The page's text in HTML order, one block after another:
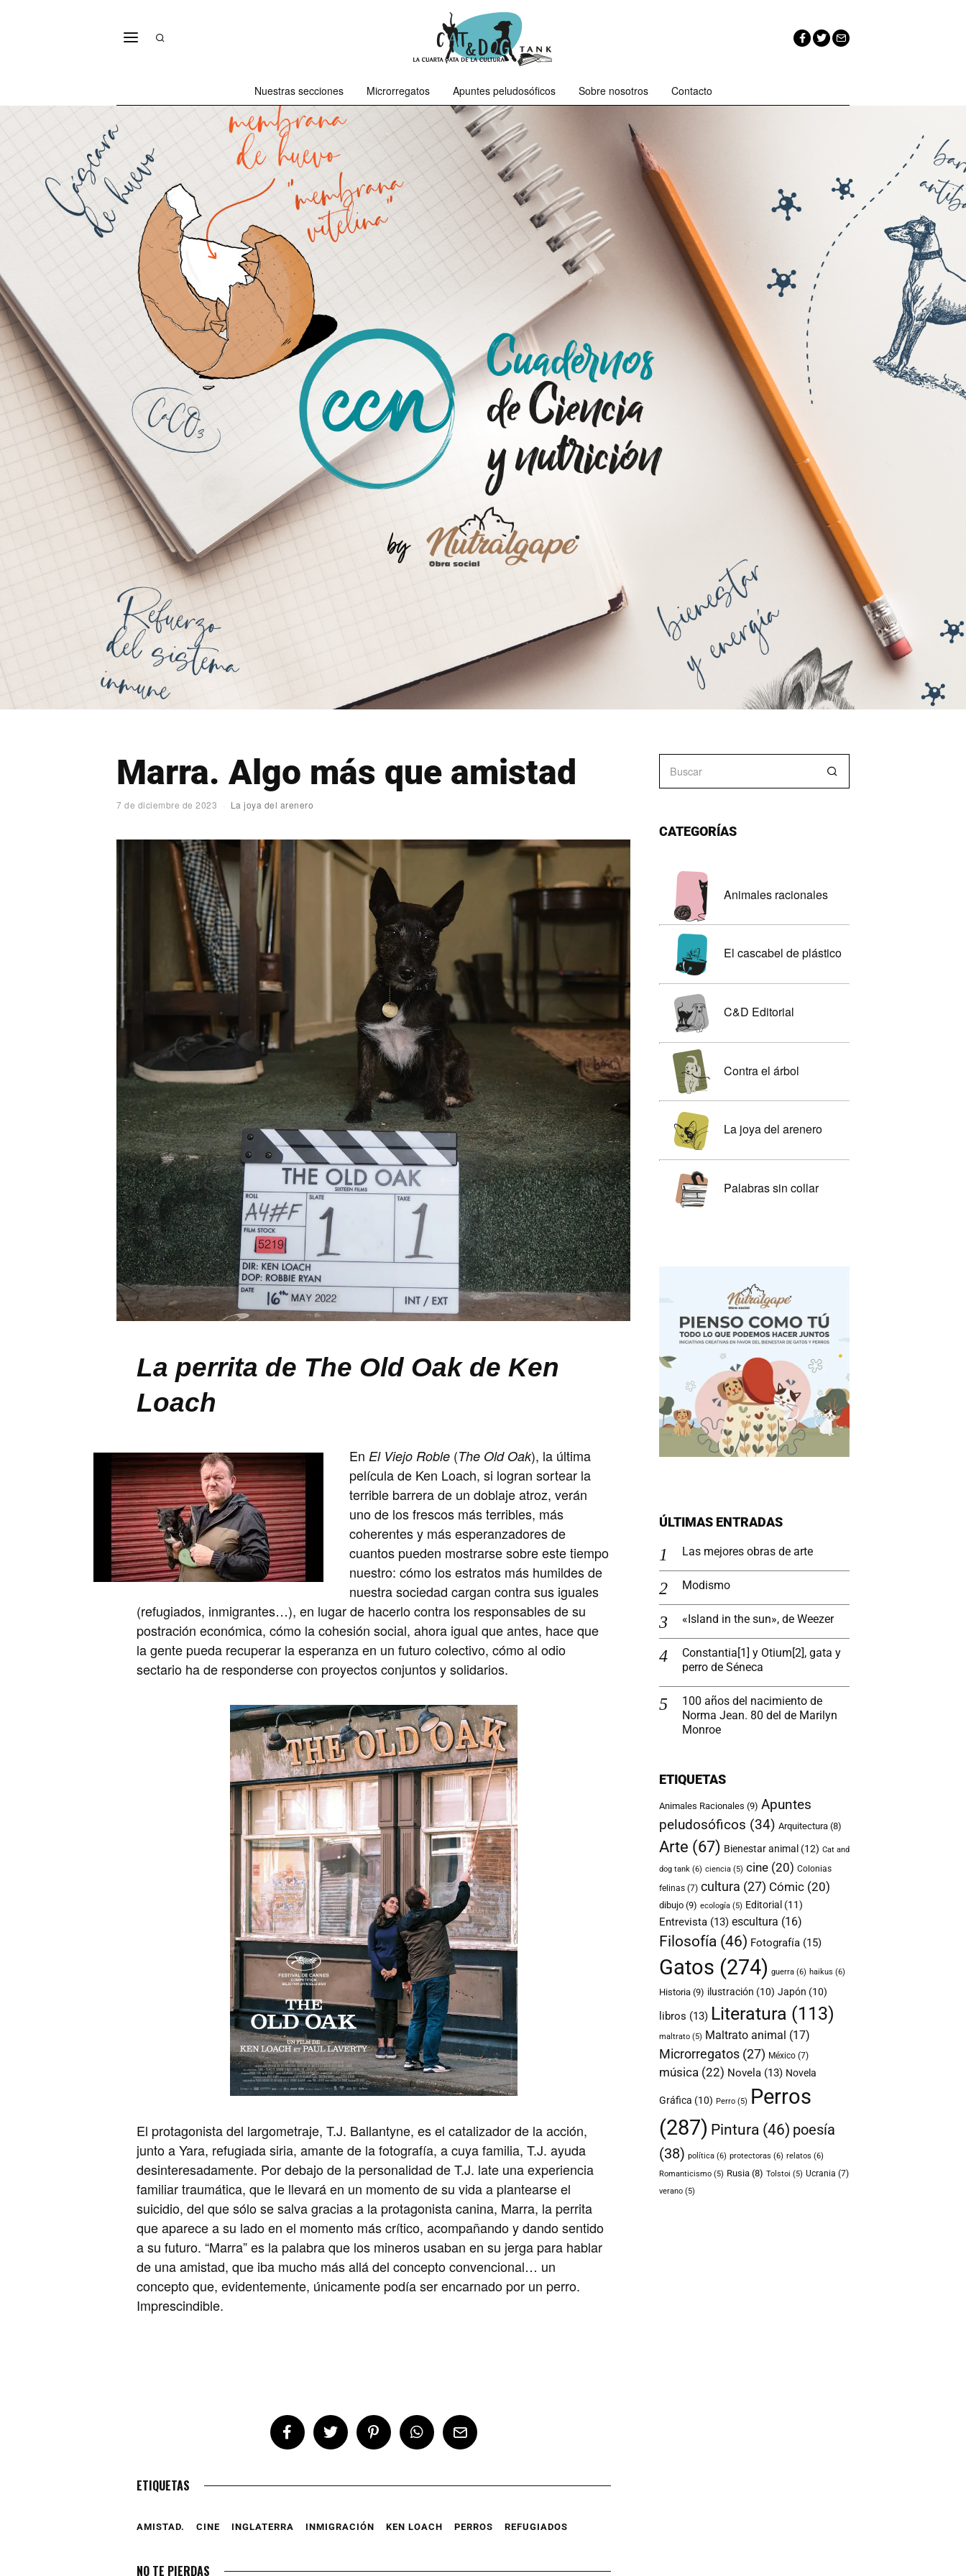
Nuestras secciones Microrregatos Apuntes peludosóficos Sobre nosotros Contacto
Marra. Algo más que amistad
7 de diciembre de 2023 La joya del arenero
La perrita de The Old Oak de Ken
Loach
En El Viejo Roble (The Old Oak), la última
película de Ken Loach, si logran sortear la
terrible barrera de un doblaje atroz, verán
uno de los frescos más terribles, más
coherentes y más esperanzadores de
cuantos pueden mostrarse sobre este tiempo
nuestro: cómo los estratos más humildes de
nuestra sociedad cargan contra sus iguales
(refugiados, inmigrantes…), en lugar de hacerlo contra los responsables de su
postración económica, cómo la cohesión social, ahora igual que antes, hace que
la gente pueda recuperar la esperanza en un futuro colectivo, cómo al odio
sectario ha de responderse con proyectos conjuntos y solidarios.
El protagonista del largometraje, T.J. Ballantyne, es el catalizador de la acción,
junto a Yara, refugiada siria, amante de la fotografía, a cuya familia, T.J. ayuda
desinteresadamente. Por debajo de la personalidad de T.J. late una experiencia
familiar traumática, que le llevará en un momento de su vida a plantearse el
suicidio, del que sólo se salva gracias a la protagonista canina, Marra, la perrita
que aparece a su lado en el momento más crítico, acompañando y dando sentido
a su futuro. “Marra” es la palabra que los mineros usaban en su jerga para hablar
de una amistad, que iba mucho más allá del concepto convencional… un
concepto que, evidentemente, únicamente podía ser encarnado por un perro.
Imprescindible.
ETIQUETAS
AMISTAD. CINE INGLATERRA INMIGRACIÓN KEN LOACH PERROS REFUGIADOS
NO TE PIERDAS
CATEGORÍAS
Animales racionales
El cascabel de plástico
C&D Editorial
Contra el árbol
La joya del arenero
Palabras sin collar
ÚLTIMAS ENTRADAS
Las mejores obras de arte
Modismo
«Island in the sun», de Weezer
Constantia[1] y Otium[2], gata y
perro de Séneca
100 años del nacimiento de
Norma Jean. 80 del de Marilyn
Monroe
ETIQUETAS
Animales Racionales (9) Apuntes
peludosóficos (34) Arquitectura (8)
Arte (67) Bienestar animal (12) Cat and
dog tank (6) ciencia (5) cine (20) Colonias
felinas (7) cultura (27) Cómic (20)
dibujo (9) ecología (5) Editorial (11)
Entrevista (13) escultura (16)
Filosofía (46) Fotografía (15)
Gatos (274) guerra (6) haikus (6)
Historia (9) ilustración (10) Japón (10)
libros (13) Literatura (113)
maltrato (5) Maltrato animal (17)
Microrregatos (27) México (7)
música (22) Novela (13) Novela
Gráfica (10) Perro (5) Perros
(287) Pintura (46) poesía
(38) política (6) protectoras (6) relatos (6)
Romanticismo (5) Rusia (8) Tolstoi (5) Ucrania (7)
verano (5)